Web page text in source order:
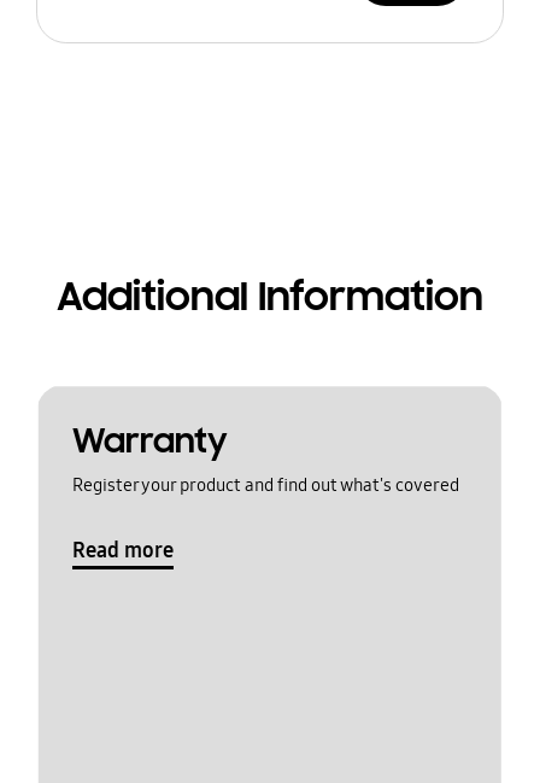
Additional Information
Warranty
Register your product and find out what's covered
Read more